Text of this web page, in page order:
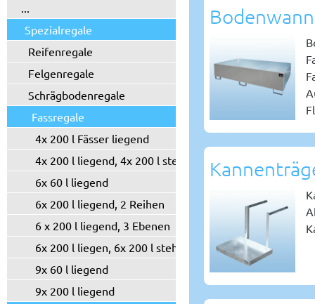
...
Spezialregale
Reifenregale
Felgenregale
Schrägbodenregale
Fassregale
4x 200 l Fässer liegend
4x 200 l liegend, 4x 200 l stehend
6x 60 l liegend
6x 200 l liegend, 2 Reihen
6 x 200 l liegend, 3 Ebenen
6x 200 l liegen, 6x 200 l stehend
9x 60 l liegend
9x 200 l liegend